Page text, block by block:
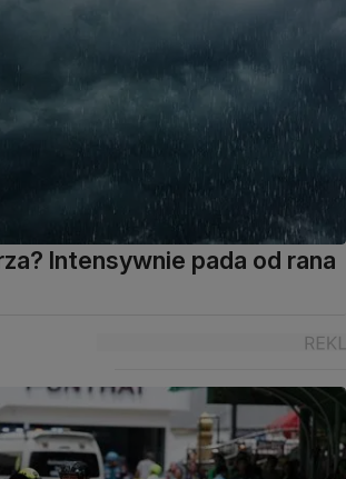
Intensywnie pada od rana